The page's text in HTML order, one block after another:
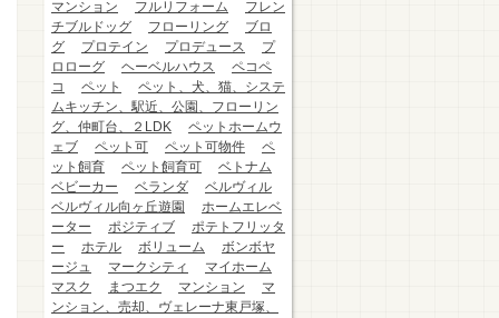
マンション フルリフォーム
フレン
チブルドッグ
フローリング
ブロ
グ
プロテイン プロデュース
プ
ロローグ
ヘーベルハウス
ペコペ
コ
ペット
ペット、犬、猫、システ
ムキッチン、駅近、公園、フローリン
グ、仲町台、２LDK
ペットホームウ
ェブ
ペット可 ペット可物件
ペ
ット飼育
ペット飼育可
ベトナム
ベビーカー
ベランダ
ベルヴィル
ベルヴィル向ヶ丘遊園
ホームエレベ
ーター
ポジティブ
ポテトフリッタ
ー
ホテル ボリューム
ボンボヤ
ージュ
マークシティ
マイホーム
マスク
まつエク マンション
マ
ンション、売却、ヴェレーナ東戸塚、